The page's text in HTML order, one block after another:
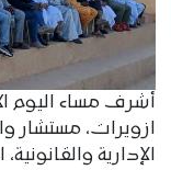
أشرف مساء اليوم
ازويرات، مستشار
الإدارية